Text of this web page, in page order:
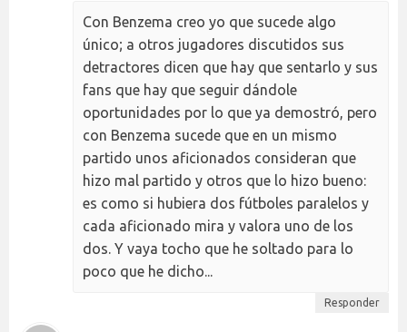
Con Benzema creo yo que sucede algo
único; a otros jugadores discutidos sus
detractores dicen que hay que sentarlo y sus
fans que hay que seguir dándole
oportunidades por lo que ya demostró, pero
con Benzema sucede que en un mismo
partido unos aficionados consideran que
hizo mal partido y otros que lo hizo bueno:
es como si hubiera dos fútboles paralelos y
cada aficionado mira y valora uno de los
dos. Y vaya tocho que he soltado para lo
poco que he dicho...
Responder